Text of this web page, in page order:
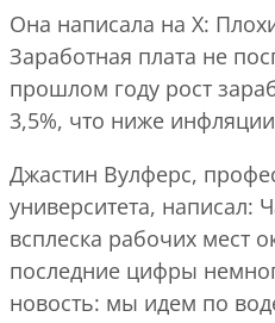
Она написала на X:
Заработная плата не
прошлом году рост
3,5%, что ниже
Джастин Вулферс,
университета, написал:
всплеска рабочих мест
последние цифры
новость: мы идем по